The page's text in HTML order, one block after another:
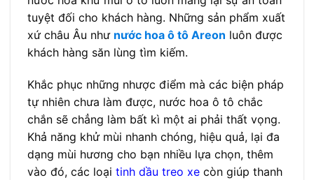
tuyệt đối cho khách hàng. Những sản phẩm xuất
xứ châu Âu như nước hoa ô tô Areon luôn được
khách hàng săn lùng tìm kiếm.
Khắc phục những nhược điểm mà các biện pháp
tự nhiên chưa làm được, nước hoa ô tô chắc
chắn sẽ chẳng làm bất kì một ai phải thất vọng.
Khả năng khử mùi nhanh chóng, hiệu quả, lại đa
dạng mùi hương cho bạn nhiều lựa chọn, thêm
vào đó, các loại tinh dầu treo xe còn giúp thanh